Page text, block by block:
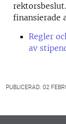
finansierade
Regler
av
PUBLICERAD: 02